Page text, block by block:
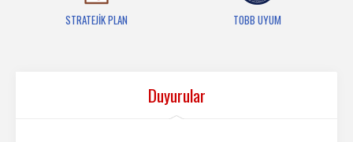
STRATEJİK PLAN TOBB UYUM
Duyurular